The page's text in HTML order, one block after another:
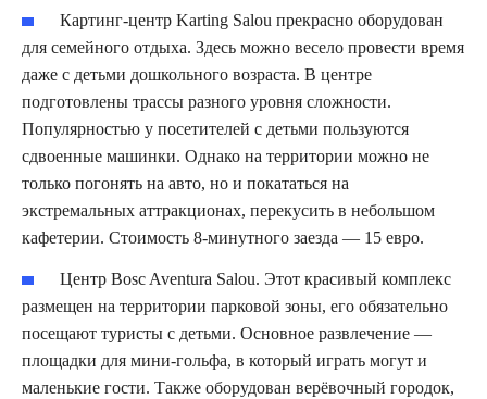
Картинг-центр Karting Salou прекрасно оборудован
для семейного отдыха. Здесь можно весело провести время
даже с детьми дошкольного возраста. В центре
подготовлены трассы разного уровня сложности.
Популярностью у посетителей с детьми пользуются
сдвоенные машинки. Однако на территории можно не
только погонять на авто, но и покататься на
экстремальных аттракционах, перекусить в небольшом
кафетерии. Стоимость 8-минутного заезда — 15 евро.
Центр Bosc Aventura Salou. Этот красивый комплекс
размещен на территории парковой зоны, его обязательно
посещают туристы с детьми. Основное развлечение —
площадки для мини-гольфа, в который играть могут и
маленькие гости. Также оборудован верёвочный городок,